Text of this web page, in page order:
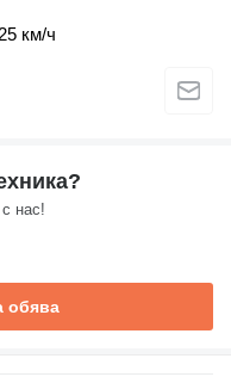
25 км/ч
нас!
обява